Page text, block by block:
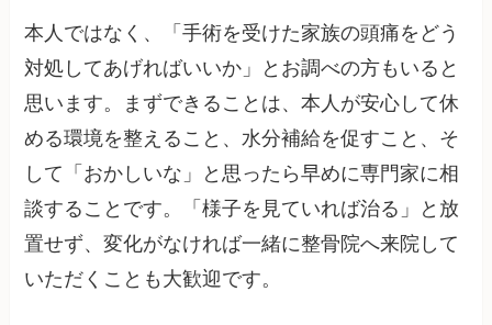
本人ではなく、「手術を受けた家族の頭痛をどう
対処してあげればいいか」とお調べの方もいると
思います。まずできることは、本人が安心して休
める環境を整えること、水分補給を促すこと、そ
して「おかしいな」と思ったら早めに専門家に相
談することです。「様子を見ていれば治る」と放
置せず、変化がなければ一緒に整骨院へ来院して
いただくことも大歓迎です。